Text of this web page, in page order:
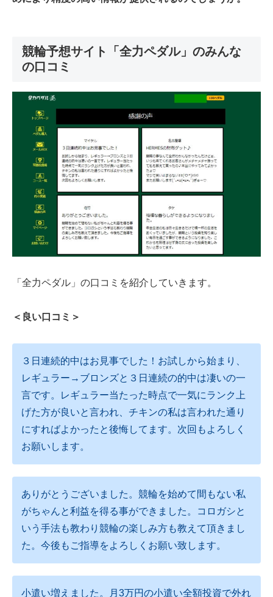
競輪予想サイト「全力ペダル」のみんな
の口コミ
「全力ペダル」の口コミを紹介していきます。
＜良い口コミ＞
３日連続的中はお見事でした！お試しから始まり、
レギュラー→ブロンズと３日連続の的中は凄いの一
言です。レギュラー当たった時点で一気にランク上
げた方が良いと言われ、チキンの私は言われた通り
にすればよかったと後悔してます。次回もよろしく
お願いします。
ありがとうございました。競輪を始めて間もない私
がちゃんと利益を得る事ができました。コロガシと
いう手法も教わり競輪の楽しみ方も教えて頂きまし
た。今後もご指導をよろしくお願い致します。
小遣い増えました。月3万円の小遣い全額投資で外れ